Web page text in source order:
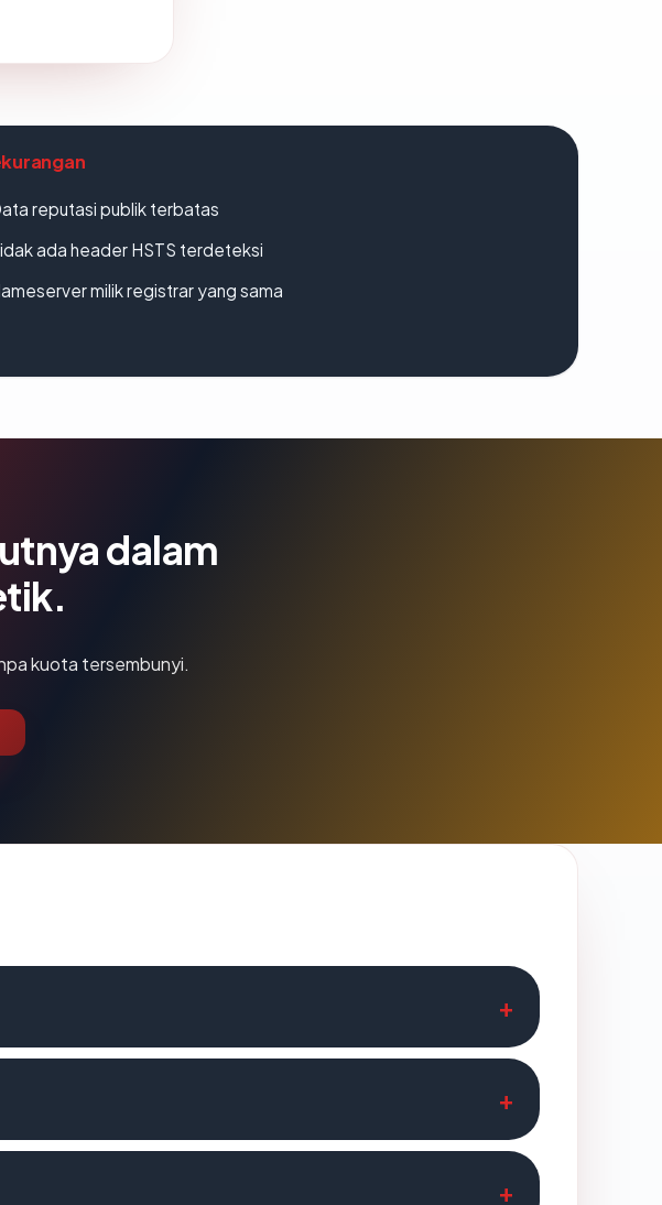
reputasi publik terbatas
ada header HSTS terdeteksi
milik registrar yang sama
dalam
kuota tersembunyi.